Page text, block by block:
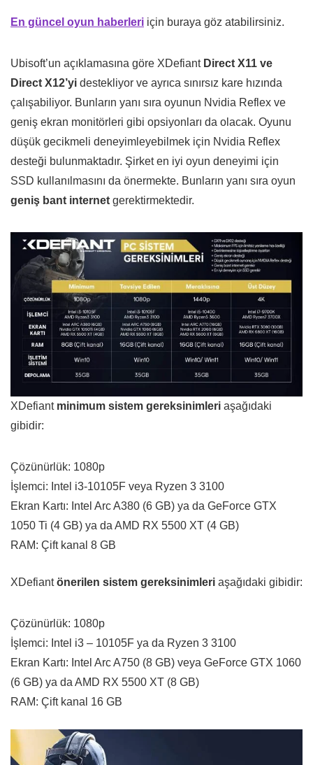
En güncel oyun haberleri için buraya göz atabilirsiniz.
Ubisoft’un açıklamasına göre XDefiant Direct X11 ve
Direct X12’yi destekliyor ve ayrıca sınırsız kare hızında
çalışabiliyor. Bunların yanı sıra oyunun Nvidia Reflex ve
geniş ekran monitörleri gibi opsiyonları da olacak. Oyunu
düşük gecikmeli deneyimleyebilmek için Nvidia Reflex
desteği bulunmaktadır. Şirket en iyi oyun deneyimi için
SSD kullanılmasını da önermekte. Bunların yanı sıra oyun
geniş bant internet gerektirmektedir.
XDefiant minimum sistem gereksinimleri aşağıdaki
gibidir:
Çözünürlük: 1080p
İşlemci: Intel i3-10105F veya Ryzen 3 3100
Ekran Kartı: Intel Arc A380 (6 GB) ya da GeForce GTX
1050 Ti (4 GB) ya da AMD RX 5500 XT (4 GB)
RAM: Çift kanal 8 GB
XDefiantönerilen sistem gereksinimleri aşağıdaki gibidir:
Çözünürlük: 1080p
İşlemci: Intel i3 – 10105F ya da Ryzen 3 3100
Ekran Kartı: Intel Arc A750 (8 GB) veya GeForce GTX 1060
(6 GB) ya da AMD RX 5500 XT (8 GB)
RAM: Çift kanal 16 GB